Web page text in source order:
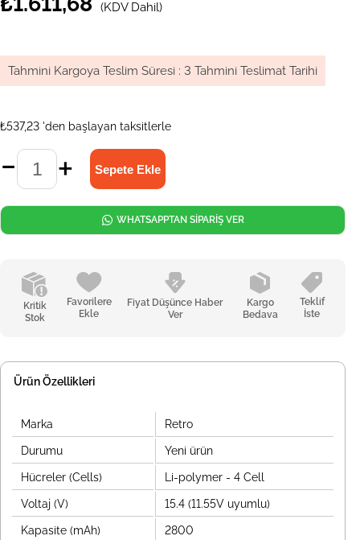
(KDV Dahil)
Tahmini Kargoya Teslim Süresi : 3 Tahmini Teslimat Tarihi
₺537,23 'den başlayan taksitlerle
Kritik
Stok
Favorilere
Ekle
Fiyat Düşünce Haber
Ver
Kargo
Bedava
Teklif
İste
WHATSAPPTAN SİPARİŞ VER
Ürün Özellikleri
Marka Retro
Durumu Yeni ürün
Hücreler (Cells) Li-polymer - 4 Cell
Voltaj (V) 15.4 (11.55V uyumlu)
Kapasite (mAh) 2800